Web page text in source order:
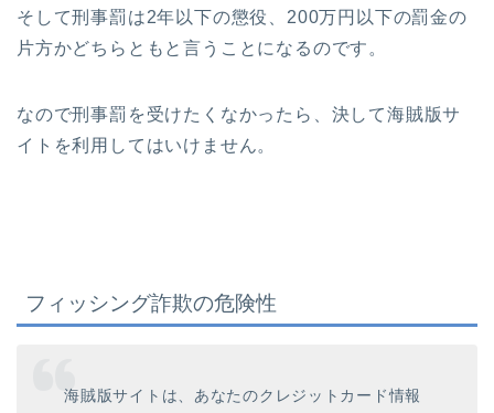
そして刑事罰は2年以下の懲役、200万円以下の罰金の
片方かどちらともと言うことになるのです。
なので刑事罰を受けたくなかったら、決して海賊版サ
イトを利用してはいけません。
フィッシング詐欺の危険性
海賊版サイトは、あなたのクレジットカード情報